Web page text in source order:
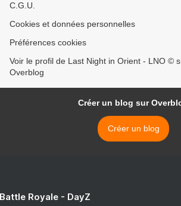
C.G.U.
Cookies et données personnelles
Préférences cookies
Voir le profil de Last Night in Orient - LNO ©
Overblog
Créer un blog sur
Créer un blog
Royale - DayZ